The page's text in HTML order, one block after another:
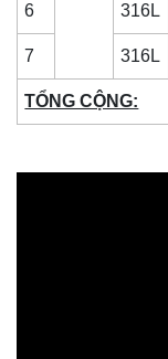
6 316L
7 316L
TỔNG CỘNG: